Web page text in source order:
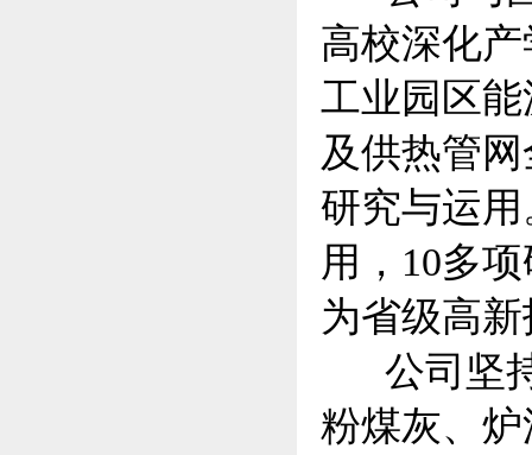
高校深化
工业园区
及供热管
研究与运
用，10多
为省级高
公司坚持
粉煤灰、